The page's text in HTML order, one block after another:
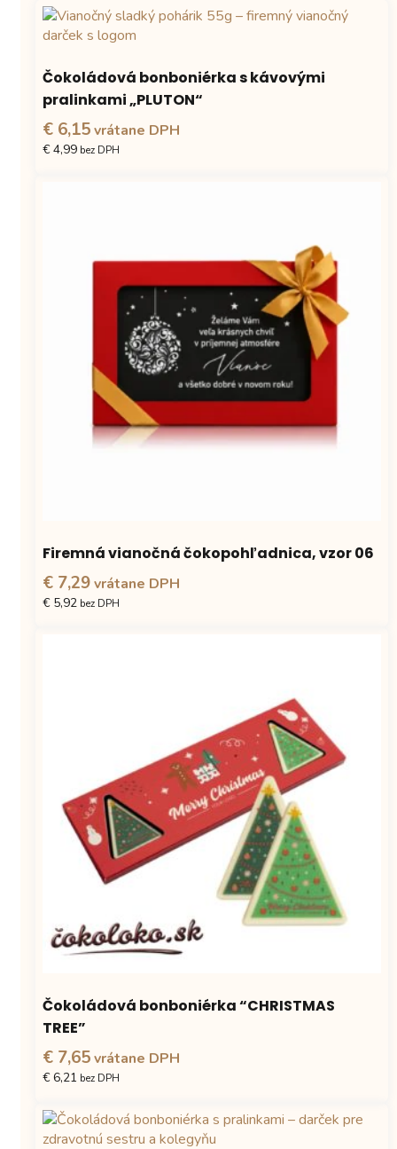
Čokoládová bonboniérka s kávovými
pralinkami „PLUTON“
€ 6,15vrátane DPH
€ 4,99 bez DPH
Firemná vianočná čokopohľadnica, vzor 06
€ 7,29vrátane DPH
€ 5,92 bez DPH
stránke
produktu.
Čokoládová bonboniérka “CHRISTMAS
TREE”
€ 7,65vrátane DPH
€ 6,21 bez DPH